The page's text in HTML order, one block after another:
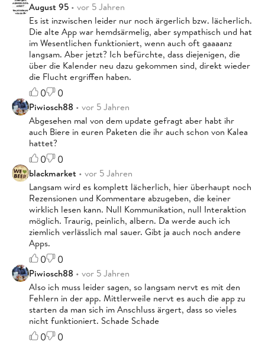
August 95 • vor 5 Jahren
Es ist inzwischen leider nur noch ärgerlich bzw. lächerlich.
Die alte App war hemdsärmelig, aber sympathisch und hat
im Wesentlichen funktioniert, wenn auch oft gaaaanz
langsam. Aber jetzt? Ich befürchte, dass diejenigen, die
über die Kalender neu dazu gekommen sind, direkt wieder
die Flucht ergriffen haben.
0 0
Piwiosch88 • vor 5 Jahren
Abgesehen mal von dem update gefragt aber habt ihr
auch Biere in euren Paketen die ihr auch schon von Kalea
hattet?
0 0
blackmarket • vor 5 Jahren
Langsam wird es komplett lächerlich, hier überhaupt noch
Rezensionen und Kommentare abzugeben, die keiner
wirklich lesen kann. Null Kommunikation, null Interaktion
möglich. Traurig, peinlich, albern. Da werde auch ich
ziemlich verlässlich mal sauer. Gibt ja auch noch andere
Apps.
0 0
Piwiosch88 • vor 5 Jahren
Also ich muss leider sagen, so langsam nervt es mit den
Fehlern in der app. Mittlerweile nervt es auch die app zu
starten da man sich im Anschluss ärgert, dass so vieles
nicht funktioniert. Schade Schade
0 0